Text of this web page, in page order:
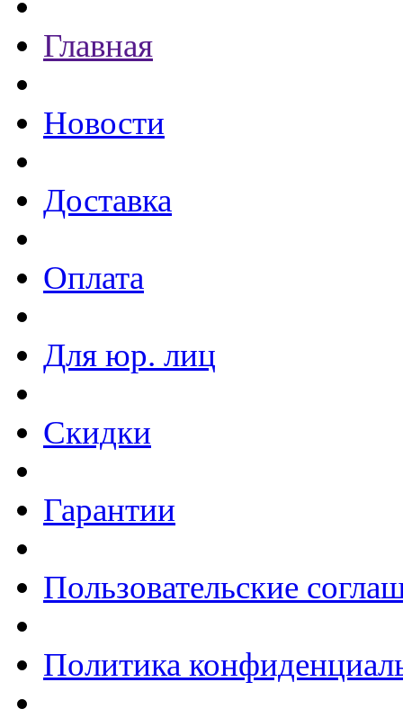
Главная
Новости
Доставка
Оплата
Для юр. лиц
Скидки
Гарантии
Пользовательские
Политика